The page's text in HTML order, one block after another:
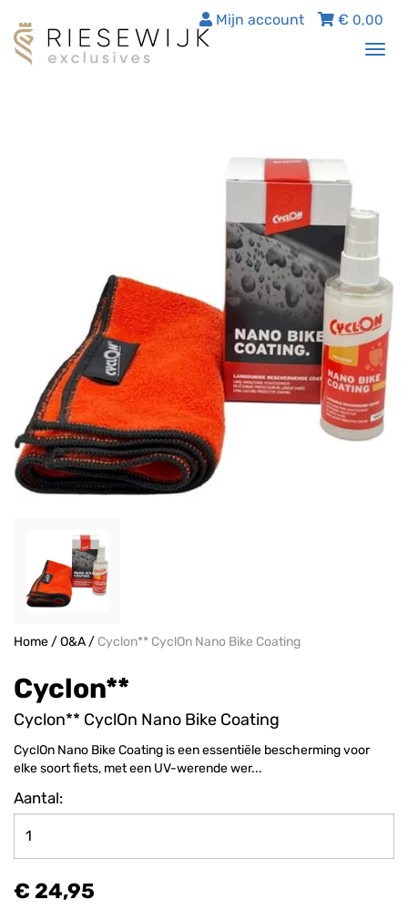
€ 0,00
Mijn account
Home/O&A/ Cyclon** CyclOn Nano Bike Coating
Cyclon**
Cyclon** CyclOn Nano Bike Coating
CyclOn Nano Bike Coating is een essentiële bescherming voor
elke soort fiets, met een UV-werende wer...
Aantal:
€ 24,95